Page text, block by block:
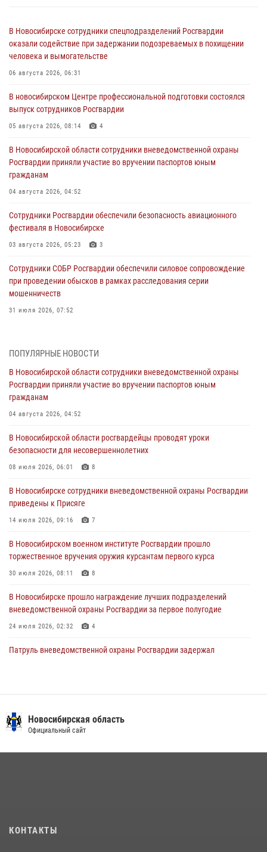
В Новосибирске сотрудники спецподразделений Росгвардии
оказали содействие при задержании подозреваемых в похищении
человека и вымогательстве
06 августа 2026, 06:31
В новосибирском Центре профессиональной подготовки состоялся
выпуск сотрудников Росгвардии
05 августа 2026, 08:14 4
В Новосибирской области сотрудники вневедомственной охраны
Росгвардии приняли участие во вручении паспортов юным
гражданам
04 августа 2026, 04:52
Сотрудники Росгвардии обеспечили безопасность авиационного
фестиваля в Новосибирске
03 августа 2026, 05:23 3
Сотрудники СОБР Росгвардии обеспечили силовое сопровождение
при проведении обысков в рамках расследования серии
мошенничеств
31 июля 2026, 07:52
При силовой поддержке бойцов ОМОН и СОБР Росгвардии
пресечена деятельность группы лиц, причастных к мошенничеству
в сфере страхования
В Новосибирске сотрудниками вневедомственной охраны
Росгвардии задержан гражданин, находящийся в розыске
В Новосибирске военнослужащие отряда спецназа «Ермак»
Росгвардии провели занятия по беспарашютному десантированию
В Новосибирске военнослужащие Росгвардии почтили память детей
– жертв войны в Донбассе
ПОПУЛЯРНЫЕ НОВОСТИ
В Новосибирской области сотрудники вневедомственной охраны
Росгвардии приняли участие во вручении паспортов юным
гражданам
04 августа 2026, 04:52
В Новосибирской области росгвардейцы проводят уроки
безопасности для несовершеннолетних
08 июля 2026, 06:01 8
В Новосибирске сотрудники вневедомственной охраны Росгвардии
приведены к Присяге
14 июля 2026, 09:16 7
В Новосибирском военном институте Росгвардии прошло
торжественное вручения оружия курсантам первого курса
30 июля 2026, 08:11 8
В Новосибирске прошло награждение лучших подразделений
вневедомственной охраны Росгвардии за первое полугодие
24 июля 2026, 02:32 4
Патруль вневедомственной охраны Росгвардии задержал
Росгвардии задержаны лица, находящихся в розыске
13 июля 2026, 05:32
Росгвардии задержан подозреваемый в грабеже
Новосибирская область
Официальный сайт
КОНТАКТЫ